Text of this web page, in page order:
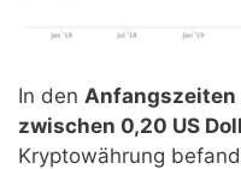
In den Anfangszeiten
zwischen 0,20 US
Kryptowährung